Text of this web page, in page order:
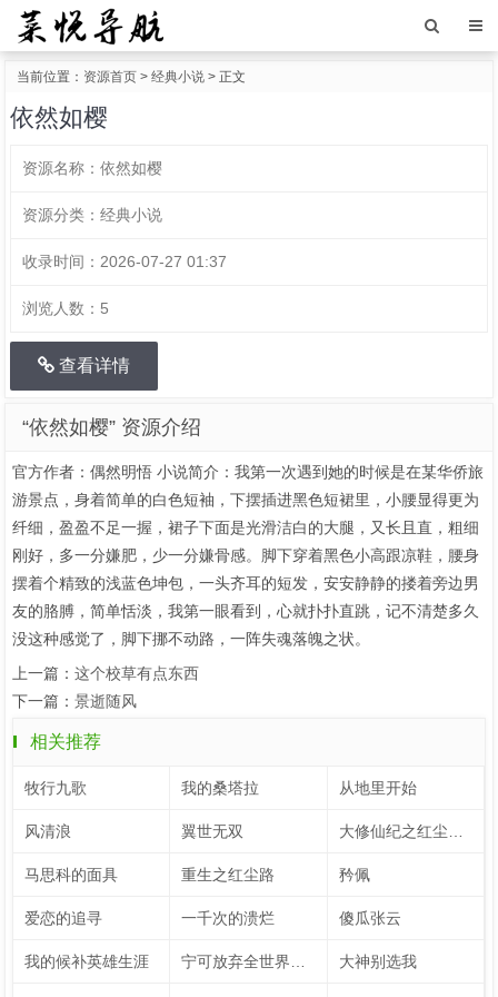
当前位置： 资源首页 > 经典小说 > 正文
依然如樱
资源名称： 依然如樱
资源分类： 经典小说
收录时间： 2026-07-27 01:37
浏览人数： 5
查看详情
“依然如樱” 资源介绍
官方作者：偶然明悟 小说简介：我第一次遇到她的时候是在某华侨旅
游景点，身着简单的白色短袖，下摆插进黑色短裙里，小腰显得更为
纤细，盈盈不足一握，裙子下面是光滑洁白的大腿，又长且直，粗细
刚好，多一分嫌肥，少一分嫌骨感。脚下穿着黑色小高跟凉鞋，腰身
摆着个精致的浅蓝色坤包，一头齐耳的短发，安安静静的搂着旁边男
友的胳膊，简单恬淡，我第一眼看到，心就扑扑直跳，记不清楚多久
没这种感觉了，脚下挪不动路，一阵失魂落魄之状。
上一篇： 这个校草有点东西
下一篇： 景逝随风
相关推荐
牧行九歌 我的桑塔拉 从地里开始
风清浪 翼世无双
马思科的面具 重生之红尘路 矜佩
爱恋的追寻 一千次的溃烂 傻瓜张云
我的候补英雄生涯 大神别选我